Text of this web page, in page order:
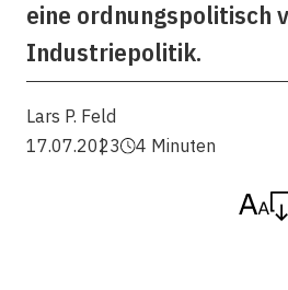
eine ordnungspolitisch
Industriepolitik.
Lars P. Feld
17.07.2023
4 Minuten